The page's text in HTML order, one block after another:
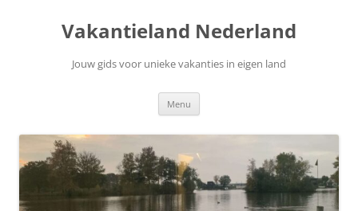
Vakantieland Nederland
Jouw gids voor unieke vakanties in eigen land
Menu